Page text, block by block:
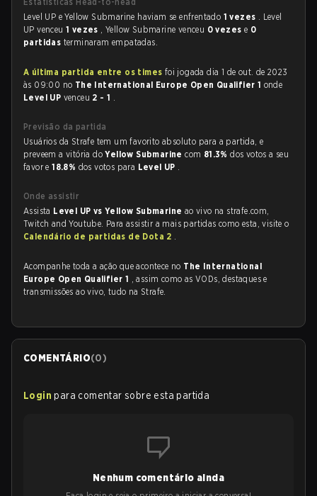
Level UP e Yellow Submarine haviam se enfrentado 1 vezes . Level
UP venceu1 vezes , Yellow Submarine venceu 0 vezes e 0
partidas terminaram empatadas.
A última partida entre os times foi jogada dia 1 de out. de 2023
às 09:00 no The International Europe Open Qualifier 1 onde
Level UP venceu 2 - 1 .
Previsão da partida
Usuários da Strafe tem um favorito absoluto para a partida, e
preveem a vitória doYellow Submarinecom 81.3%dos votos a seu
favor e18.8% dos votos para Level UP .
Onde assistir
Assista Level UP vs Yellow Submarine ao vivo na strafe.com,
Twitch and Youtube. Para assistir a mais partidas como esta, visite o
Calendário de partidas de Dota 2 .
Acompanhe toda a ação que acontece no The International
Europe Open Qualifier 1 , assim como as VODs, destaques e
transmissões ao vivo, tudo na Strafe.
COMENTÁRIO(0)
Login para comentar sobre esta partida
Nenhum comentário ainda